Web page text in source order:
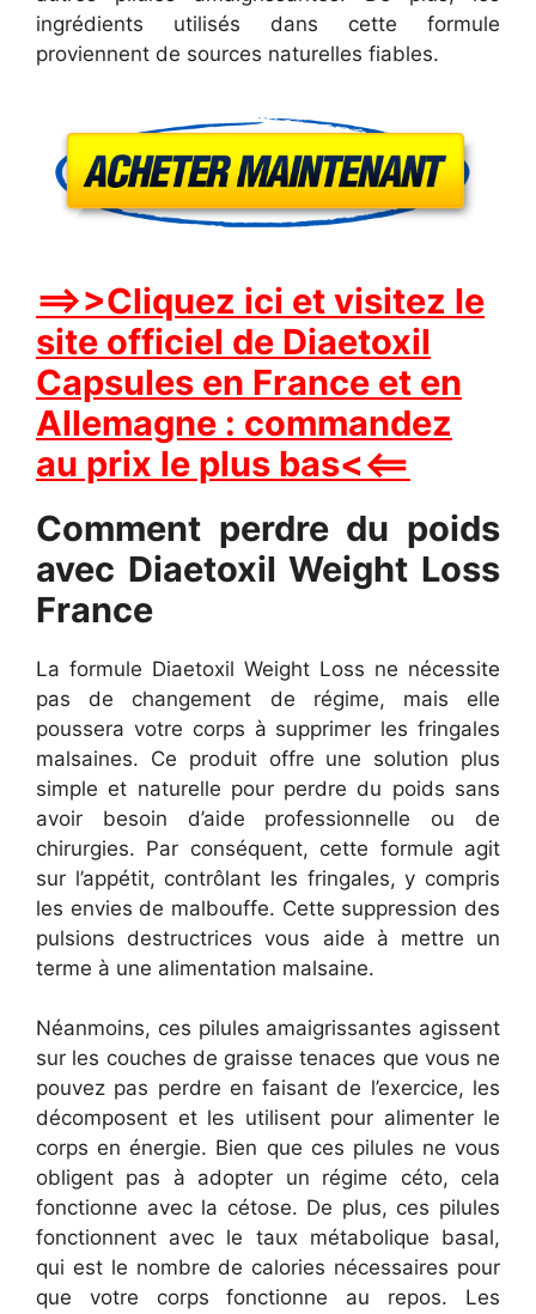
ingrédients utilisés dans cette formule
proviennent de sources naturelles fiables.
==>>Cliquez ici et visitez le
site officiel de Diaetoxil
Capsules en France et en
Allemagne : commandez
au prix le plus bas<<==
Comment perdre du poids
avec Diaetoxil Weight Loss
France
La formule Diaetoxil Weight Loss ne nécessite
pas de changement de régime, mais elle
poussera votre corps à supprimer les fringales
malsaines. Ce produit offre une solution plus
simple et naturelle pour perdre du poids sans
avoir besoin d’aide professionnelle ou de
chirurgies. Par conséquent, cette formule agit
sur l’appétit, contrôlant les fringales, y compris
les envies de malbouffe. Cette suppression des
pulsions destructrices vous aide à mettre un
terme à une alimentation malsaine.
Néanmoins, ces pilules amaigrissantes agissent
sur les couches de graisse tenaces que vous ne
pouvez pas perdre en faisant de l’exercice, les
décomposent et les utilisent pour alimenter le
corps en énergie. Bien que ces pilules ne vous
obligent pas à adopter un régime céto, cela
fonctionne avec la cétose. De plus, ces pilules
fonctionnent avec le taux métabolique basal,
qui est le nombre de calories nécessaires pour
que votre corps fonctionne au repos. Les